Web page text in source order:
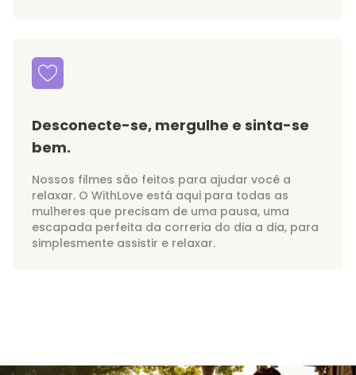
Desconecte-se, mergulhe e sinta-se
bem.
Nossos filmes são feitos para ajudar você a
relaxar. O WithLove está aqui para todas as
mulheres que precisam de uma pausa, uma
escapada perfeita da correria do dia a dia, para
simplesmente assistir e relaxar.